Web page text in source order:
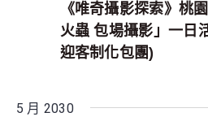
《唯奇攝影探索》桃
火蟲 包場攝影」一日
迎客制化包團)
5 月 2030